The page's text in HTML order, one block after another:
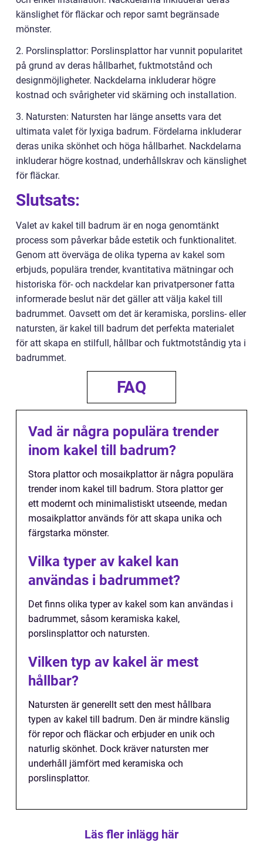
känslighet för fläckar och repor samt begränsade
mönster.
2. Porslinsplattor: Porslinsplattor har vunnit popularitet
på grund av deras hållbarhet, fuktmotstånd och
designmöjligheter. Nackdelarna inkluderar högre
kostnad och svårigheter vid skärning och installation.
3. Natursten: Natursten har länge ansetts vara det
ultimata valet för lyxiga badrum. Fördelarna inkluderar
deras unika skönhet och höga hållbarhet. Nackdelarna
inkluderar högre kostnad, underhållskrav och känslighet
för fläckar.
Slutsats:
Valet av kakel till badrum är en noga genomtänkt
process som påverkar både estetik och funktionalitet.
Genom att överväga de olika typerna av kakel som
erbjuds, populära trender, kvantitativa mätningar och
historiska för- och nackdelar kan privatpersoner fatta
informerade beslut när det gäller att välja kakel till
badrummet. Oavsett om det är keramiska, porslins- eller
natursten, är kakel till badrum det perfekta materialet
för att skapa en stilfull, hållbar och fuktmotståndig yta i
badrummet.
FAQ
Vad är några populära trender
inom kakel till badrum?
Stora plattor och mosaikplattor är några populära
trender inom kakel till badrum. Stora plattor ger
ett modernt och minimalistiskt utseende, medan
mosaikplattor används för att skapa unika och
färgstarka mönster.
Vilka typer av kakel kan
användas i badrummet?
Det finns olika typer av kakel som kan användas i
badrummet, såsom keramiska kakel,
porslinsplattor och natursten.
Vilken typ av kakel är mest
hållbar?
Natursten är generellt sett den mest hållbara
typen av kakel till badrum. Den är mindre känslig
för repor och fläckar och erbjuder en unik och
naturlig skönhet. Dock kräver natursten mer
underhåll jämfört med keramiska och
porslinsplattor.
Läs fler inlägg här